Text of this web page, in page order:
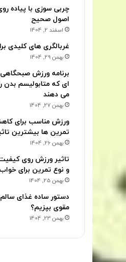
چربی سوزی با پیاده
اصول صحیح
اسفند 2, 1404
غربالگری های کلیدی
بهمن 29, 1404
برنامه ورزش
ای که متابولیسم بدن
می دهند
بهمن 27, 1404
ورزش مناسب برای
تمرین ها بیشترین
بهمن 26, 1404
تاثیر ورزش روی
و نوع تمرین برای
بهمن 25, 1404
دستور ساده غذای
مقوی بپزیم؟
بهمن 23, 1404